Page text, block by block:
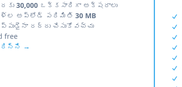
30,000 ఒక్కసారిగా అక్షరాలు
అప్‌లోడ్ పరిమితి 30 MB
రద్దు చేసుకోవచ్చు
free
→